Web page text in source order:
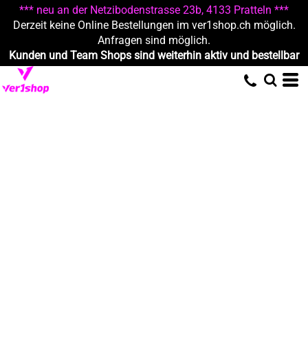
*** neu an der Netzibodenstrasse 23b, 4133 Pratteln ***
Derzeit keine Online Bestellungen im ver1shop.ch möglich.
Anfragen sind möglich.
Kunden und Team Shops sind weiterhin aktiv und bestellbar